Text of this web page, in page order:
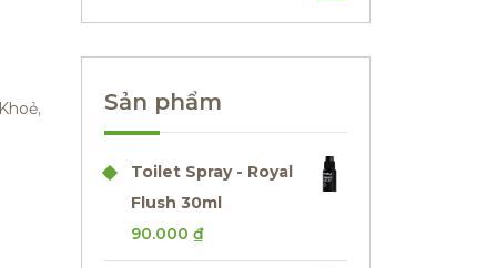
Sản phẩm
Toilet Spray - Royal
Flush 30ml
90.000 ₫